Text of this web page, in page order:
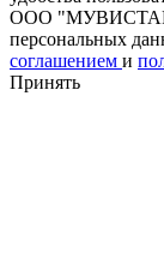
ООО "МУВИСТАРТ"
персональных
соглашением и
Принять